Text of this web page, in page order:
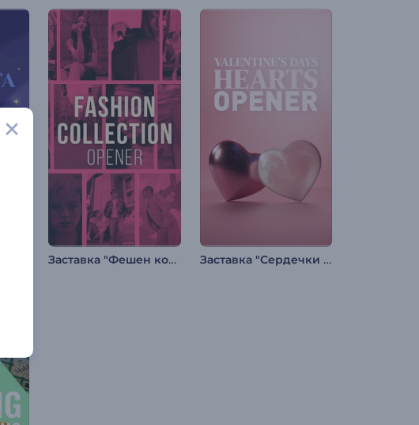
Заставка "Фешен коллекция" Заставка "Сердечки ко Дню святого Валентина"